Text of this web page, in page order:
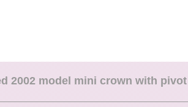
2002 model mini crown with pivot